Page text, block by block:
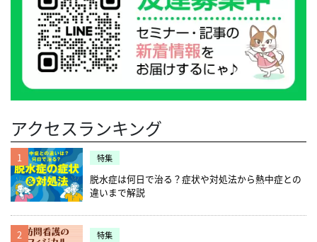
アクセスランキング
1 特集
脱水症は何日で治る？症状や対処法から熱中症との
違いまで解説
2 特集